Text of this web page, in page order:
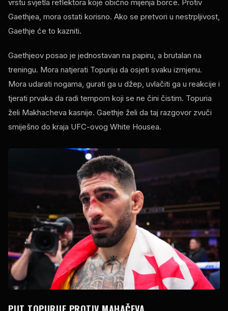
vrstu svjetla reflektora koje obično mijenja borce. Protiv
Gaethjea, mora ostati korisno. Ako se pretvori u nestrpljivost,
Gaethje će to kazniti.
Gaethjeov posao je jednostavan na papiru, a brutalan na
treningu. Mora natjerati Topuriju da osjeti svaku izmjenu.
Mora udarati nogama, gurati ga u džep, uvlačiti ga u reakcije i
tjerati prvaka da radi tempom koji se ne čini čistim. Topuria
želi Makhacheva kasnije. Gaethje želi da taj razgovor zvuči
smiješno do kraja UFC-ovog White Housea.